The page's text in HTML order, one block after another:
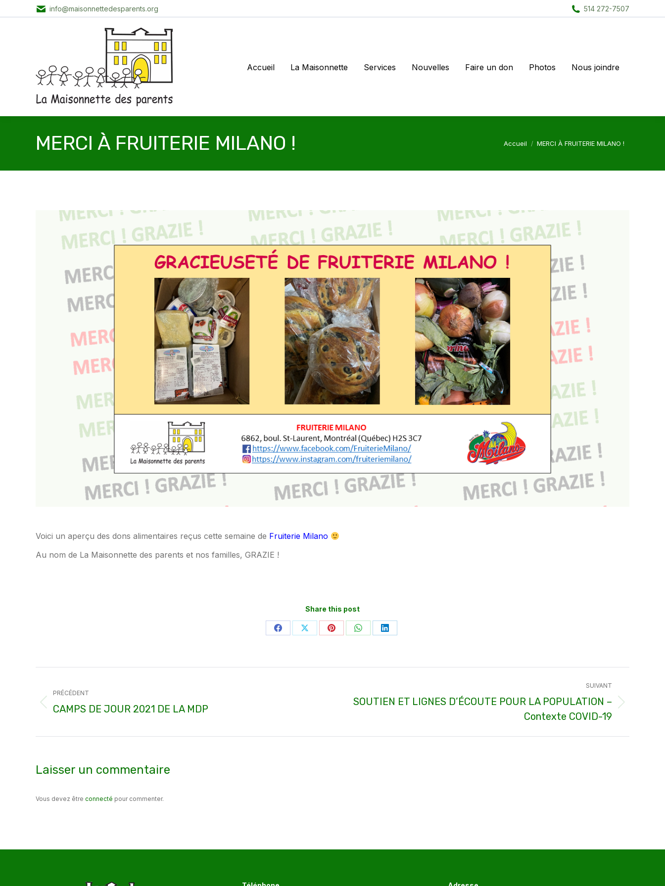
info@maisonnettedesparents.org 514 272-7507
Accueil La Maisonnette Services Nouvelles Faire un don Photos Nous joindre
MERCI À FRUITERIE MILANO ! Vous êtes ici :
Accueil MERCI À FRUITERIE MILANO !
Voici un aperçu des dons alimentaires reçus cette semaine de Fruiterie Milano
Au nom de La Maisonnette des parents et nos familles, GRAZIE !
Share this post
PartagerPartagerPartagerPartagerPartager
article
PRÉCÉDENT
Article
:
CAMPS DE JOUR 2021 DE LA MDP
SUIVANT
Article
:
SOUTIEN ET LIGNES D’ÉCOUTE POUR LA POPULATION –
Contexte COVID-19
Laisser un commentaire
Vous devez être connecté pour commenter.